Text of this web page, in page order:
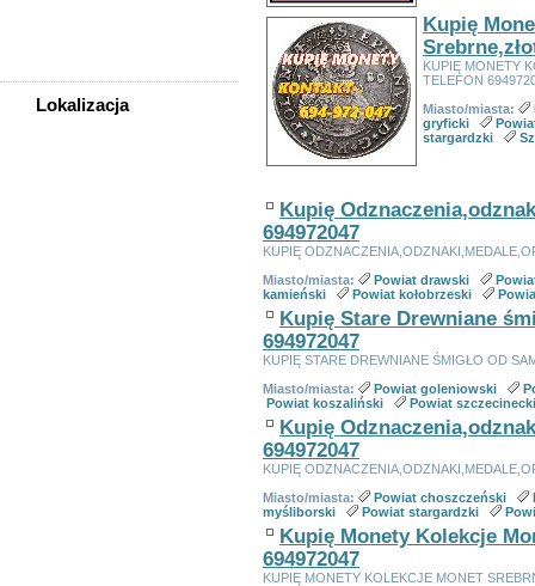
Lokalizacja
Kupię
KUPIĘ MONETY
TELEFON
Miasto/miasta:
gryficki
stargardzki
Kupię
694972047
KUPIĘ
Miasto/miasta:
Powiat drawski
kamieński
Powiat kołobrzeski
Kupię Stare Drewniane
694972047
KUPIĘ STARE DREWNIANE ŚMIGŁO OD
Miasto/miasta:
Powiat goleniowski
Powiat koszaliński
Powiat szczecinecki
Kupię
694972047
KUPIĘ
Miasto/miasta:
Powiat choszczeński
myśliborski
Powiat stargardzki
Kupię Monety Kolekcje
694972047
KUPIĘ MONETY KOLEKCJE MONET